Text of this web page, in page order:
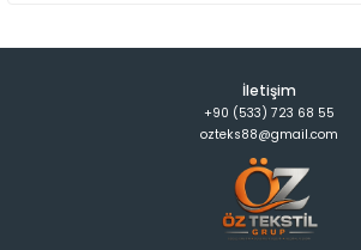
İletişim
+90 (533) 723 68 55
ozteks88@gmail.com